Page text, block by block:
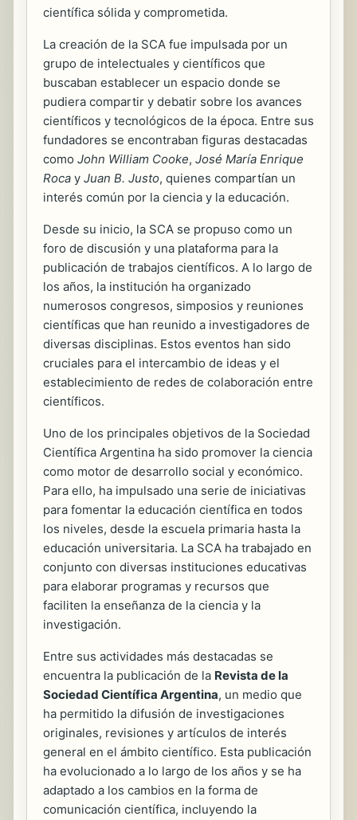
científica sólida y comprometida.
La creación de la SCA fue impulsada por un
grupo de intelectuales y científicos que
buscaban establecer un espacio donde se
pudiera compartir y debatir sobre los avances
científicos y tecnológicos de la época. Entre sus
fundadores se encontraban figuras destacadas
como John William Cooke, José María Enrique
Roca y Juan B. Justo, quienes compartían un
interés común por la ciencia y la educación.
Desde su inicio, la SCA se propuso como un
foro de discusión y una plataforma para la
publicación de trabajos científicos. A lo largo de
los años, la institución ha organizado
numerosos congresos, simposios y reuniones
científicas que han reunido a investigadores de
diversas disciplinas. Estos eventos han sido
cruciales para el intercambio de ideas y el
establecimiento de redes de colaboración entre
científicos.
Uno de los principales objetivos de la Sociedad
Científica Argentina ha sido promover la ciencia
como motor de desarrollo social y económico.
Para ello, ha impulsado una serie de iniciativas
para fomentar la educación científica en todos
los niveles, desde la escuela primaria hasta la
educación universitaria. La SCA ha trabajado en
conjunto con diversas instituciones educativas
para elaborar programas y recursos que
faciliten la enseñanza de la ciencia y la
investigación.
Entre sus actividades más destacadas se
encuentra la publicación de la Revista de la
Sociedad Científica Argentina, un medio que
ha permitido la difusión de investigaciones
originales, revisiones y artículos de interés
general en el ámbito científico. Esta publicación
ha evolucionado a lo largo de los años y se ha
adaptado a los cambios en la forma de
comunicación científica, incluyendo la